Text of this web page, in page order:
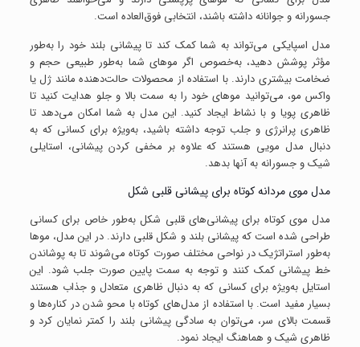
جسورانه و جوانانه داشته باشند، انتخابی فوق‌العاده است.
مدل اسپایکی می‌تواند به شما کمک کند تا پیشانی بلند خود را به‌طور
مؤثر پوشش دهید، به‌خصوص اگر موهای شما به‌طور طبیعی حجم و
ضخامت بیشتری دارند. با استفاده از محصولات حالت‌دهنده مانند ژل یا
واکس مو، می‌توانید موهای خود را به سمت بالا و جلو هدایت کنید تا
ظاهری پویا و با نشاط ایجاد کنید. این مدل به شما امکان می‌دهد تا
ظاهری پرانرژی و جلب توجه داشته باشید، به‌ویژه برای کسانی که به
دنبال مدل مویی هستند که علاوه بر مخفی کردن پیشانی، استایلی
شیک و جسورانه به آنها بدهد.
مدل موی مردانه کوتاه برای پیشانی قلبی شکل
مدل موی کوتاه برای پیشانی‌های قلبی شکل به‌طور خاص برای کسانی
طراحی شده است که پیشانی بلند و شکل قلبی دارند. در این مدل، موها
به‌طور استراتژیک در نواحی مختلف صورت کوتاه می‌شوند تا به پوشاندن
خط پیشانی کمک کنند و توجه به سمت پایین صورت جلب شود. این
استایل به‌ویژه برای کسانی که به دنبال ظاهری متعادل و جذاب هستند
بسیار مفید است. با استفاده از مدل‌های کوتاه با محو شدن در کناره‌ها و
قسمت بالای سر، می‌توان به سادگی پیشانی بلند را کمتر نمایان کرد و
ظاهری شیک و هماهنگ ایجاد نمود.